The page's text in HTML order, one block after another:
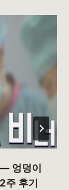
엉덩이
주 후기